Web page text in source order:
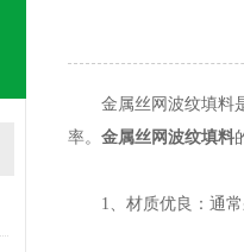
金属丝网波纹填料是
率。 金属丝网波纹填料
1、材质优良：通常